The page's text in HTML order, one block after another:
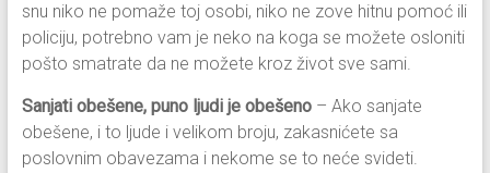
snu niko ne pomaže toj osobi, niko ne zove hitnu pomoć ili
policiju, potrebno vam je neko na koga se možete osloniti
pošto smatrate da ne možete kroz život sve sami.
Sanjati obešene, puno ljudi je obešeno– Ako sanjate
obešene, i to ljude i velikom broju, zakasnićete sa
poslovnim obavezama i nekome se to neće svideti.